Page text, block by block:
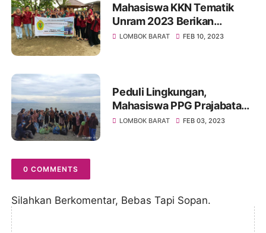
Mahasiswa KKN Tematik
Unram 2023 Berikan
Penyuluhan Pemanfaatan
LOMBOK BARAT FEB 10, 2023
Peduli Lingkungan,
Mahasiswa PPG Prajabatan
UM Mataram Lakukan Aksi
LOMBOK BARAT FEB 03, 2023
0 COMMENTS
Silahkan Berkomentar, Bebas Tapi Sopan.